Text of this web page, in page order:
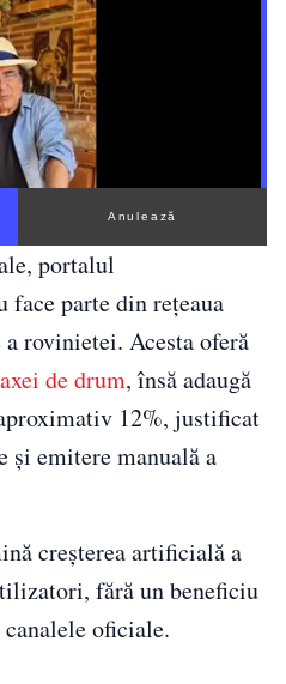
Anulează
portalul
parte din rețeaua
rovinietei. Acesta oferă
de drum, însă adaugă
12%, justificat
și emitere manuală a
creșterea artificială a
fără un beneficiu
oficiale.